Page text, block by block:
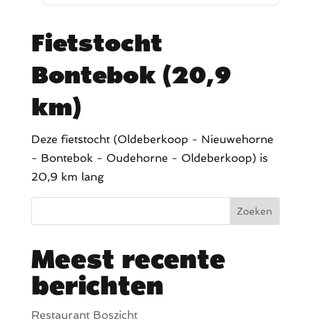
Fietstocht
Bontebok (20,9
km)
Deze fietstocht (Oldeberkoop - Nieuwehorne
- Bontebok - Oudehorne - Oldeberkoop) is
20,9 km lang
Zoeken
Meest recente
berichten
Restaurant Boszicht